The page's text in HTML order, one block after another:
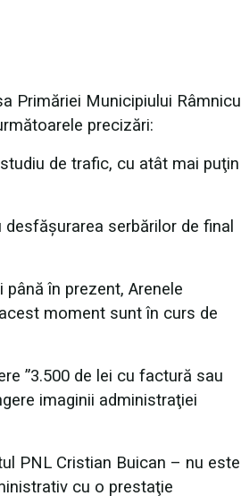
Primăriei Municipiului Râmnicu
precizări:
de trafic, cu atât mai puţin
serbărilor de final
în prezent, Arenele
moment sunt în curs de
”3.500 de lei cu factură sau
imaginii administraţiei
PNL Cristian Buican – nu este
cu o prestaţie